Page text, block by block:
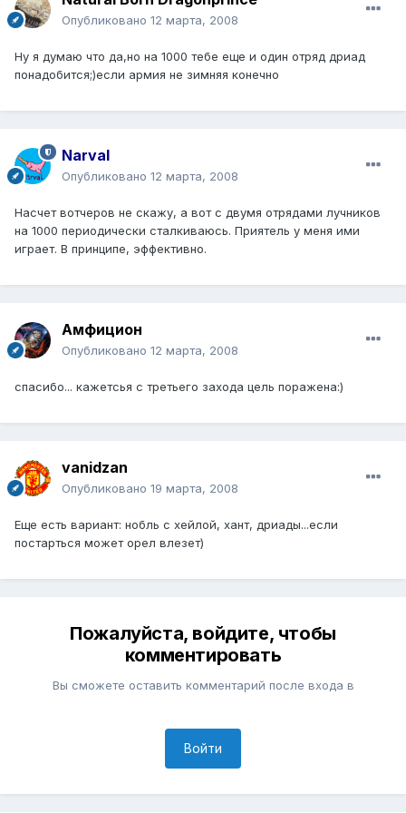
Опубликовано 12 марта, 2008
Ну я думаю что да,но на 1000 тебе еще и один отряд дриад
понадобится;)если армия не зимняя конечно
Narval
Опубликовано 12 марта, 2008
Насчет вотчеров не скажу, а вот с двумя отрядами лучников
на 1000 периодически сталкиваюсь. Приятель у меня ими
играет. В принципе, эффективно.
Амфицион
Опубликовано 12 марта, 2008
спасибо... кажетсья с третьего захода цель поражена:)
vanidzan
Опубликовано 19 марта, 2008
Еще есть вариант: нобль с хейлой, хант, дриады...если
постарться может орел влезет)
Пожалуйста, войдите, чтобы
комментировать
Вы сможете оставить комментарий после входа в
Войти